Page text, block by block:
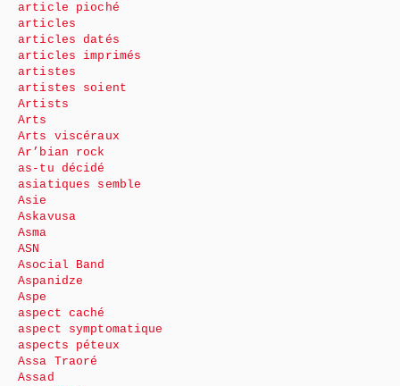
article pioché
articles
articles datés
articles imprimés
artistes
artistes soient
Artists
Arts
Arts viscéraux
Ar’bian rock
as-tu décidé
asiatiques semble
Asie
Askavusa
Asma
ASN
Asocial Band
Aspanidze
Aspe
aspect caché
aspect symptomatique
aspects péteux
Assa Traoré
Assad